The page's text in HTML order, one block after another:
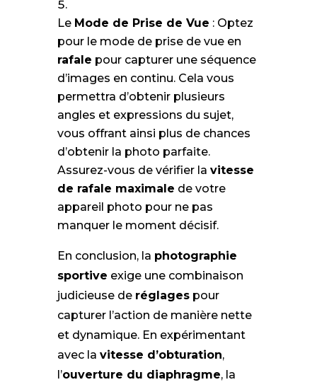
Le Mode de Prise de Vue : Optez
pour le mode de prise de vue en
rafale pour capturer une séquence
d’images en continu. Cela vous
permettra d’obtenir plusieurs
angles et expressions du sujet,
vous offrant ainsi plus de chances
d’obtenir la photo parfaite.
Assurez-vous de vérifier la vitesse
de rafale maximale de votre
appareil photo pour ne pas
manquer le moment décisif.
En conclusion, la photographie
sportive exige une combinaison
judicieuse de réglagespour
capturer l’action de manière nette
et dynamique. En expérimentant
avec la vitesse d’obturation,
l’ouverture du diaphragme, la